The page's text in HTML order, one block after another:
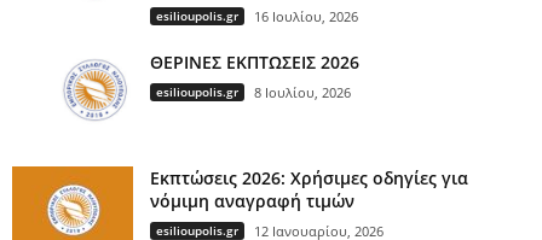
esilioupolis.gr 16 Ιουλίου, 2026
ΘΕΡΙΝΕΣ ΕΚΠΤΩΣΕΙΣ 2026
esilioupolis.gr 8 Ιουλίου, 2026
Εκπτώσεις 2026: Χρήσιμες οδηγίες για
νόμιμη αναγραφή τιμών
esilioupolis.gr 12 Ιανουαρίου, 2026